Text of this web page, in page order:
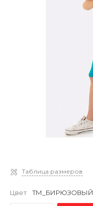
Таблица размеров
Цвет ТМ_БИРЮЗОВЫЙ